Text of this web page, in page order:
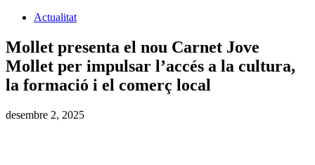
Actualitat
Mollet presenta el nou Carnet Jove
Mollet per impulsar l’accés a la cultura,
la formació i el comerç local
desembre 2, 2025